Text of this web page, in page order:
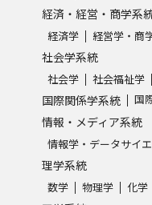
受験情
経済・経営・商学系
経済学 経営学・商
社会学系統
社会学 社会福祉学
国際関係学系統 国
情報・メディア系統
情報学・データサイ
理学系統
数学 物理学 化学